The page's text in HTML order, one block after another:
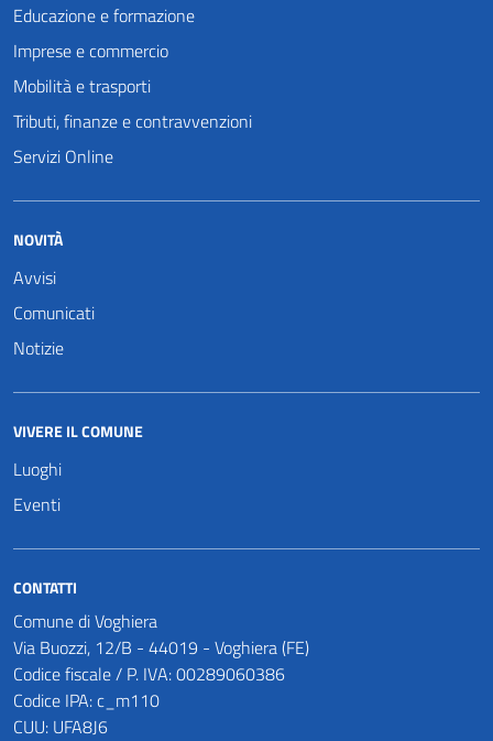
Educazione e formazione
Imprese e commercio
Mobilità e trasporti
Tributi, finanze e contravvenzioni
Servizi Online
NOVITÀ
Avvisi
Comunicati
Notizie
VIVERE IL COMUNE
Luoghi
Eventi
CONTATTI
Comune di Voghiera
Via Buozzi, 12/B - 44019 - Voghiera (FE)
Codice fiscale / P. IVA: 00289060386
Codice IPA: c_m110
CUU: UFA8J6